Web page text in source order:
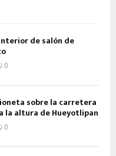
de salón de
0
sobre la carretera
la altura de Hueyotlipan
0